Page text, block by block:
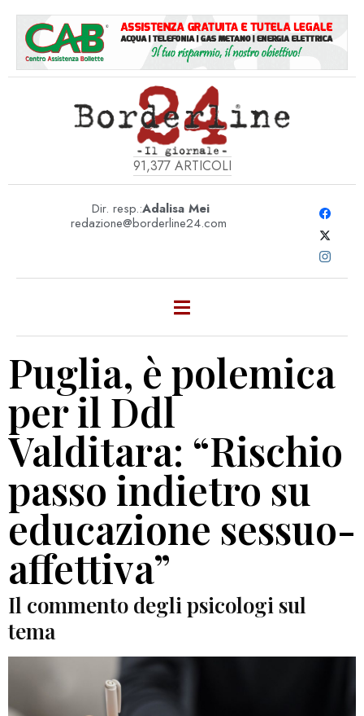
91,377ARTICOLI
Dir. resp.:Adalisa Mei
redazione@borderline24.com
Puglia, è polemica
per il Ddl
Valditara: “Rischio
passo indietro su
educazione sessuo-
affettiva”
Il commento degli psicologi sul
tema